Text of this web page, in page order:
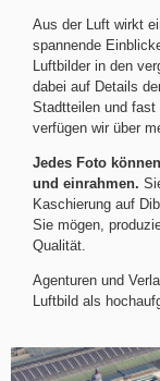
Aus der Luft wirkt
spannende
Luftbilder in den
dabei auf Details
Stadtteilen und fast
verfügen wir über
Jedes Foto
und einrahmen.
Kaschierung auf
Sie mögen,
Qualität.
Agenturen und
Luftbild als